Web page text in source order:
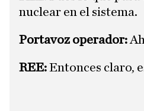
nuclear en el sistema.
Portavoz operador:
​REE:Entonces claro,